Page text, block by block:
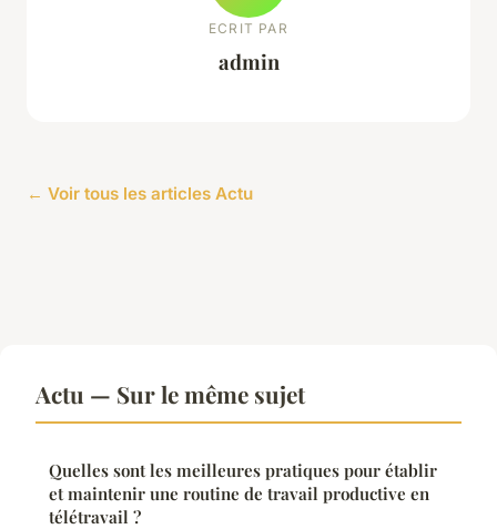
ECRIT PAR
admin
← Voir tous les articles Actu
Actu — Sur le même sujet
Quelles sont les meilleures pratiques pour établir
et maintenir une routine de travail productive en
télétravail ?